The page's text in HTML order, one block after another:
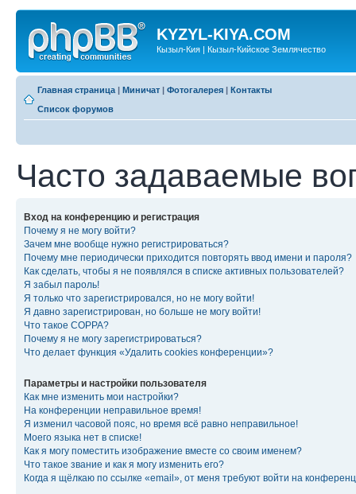
KYZYL-KIYA.COM
Кызыл-Кия | Кызыл-Кийское Землячество
Главная страница | Миничат | Фотогалерея | Контакты
Список форумов
Часто задаваемые
Вход на конференцию и регистрация
Почему я не могу войти?
Зачем мне вообще нужно регистрироваться?
Почему мне периодически приходится повторять ввод имени и пароля?
Как сделать, чтобы я не появлялся в списке активных пользователей?
Я забыл пароль!
Я только что зарегистрировался, но не могу войти!
Я давно зарегистрирован, но больше не могу войти!
Что такое COPPA?
Почему я не могу зарегистрироваться?
Что делает функция «Удалить cookies конференции»?
Параметры и настройки пользователя
Как мне изменить мои настройки?
На конференции неправильное время!
Я изменил часовой пояс, но время всё равно неправильное!
Моего языка нет в списке!
Как я могу поместить изображение вместе со своим именем?
Что такое звание и как я могу изменить его?
Когда я щёлкаю по ссылке «email», от меня требуют войти на